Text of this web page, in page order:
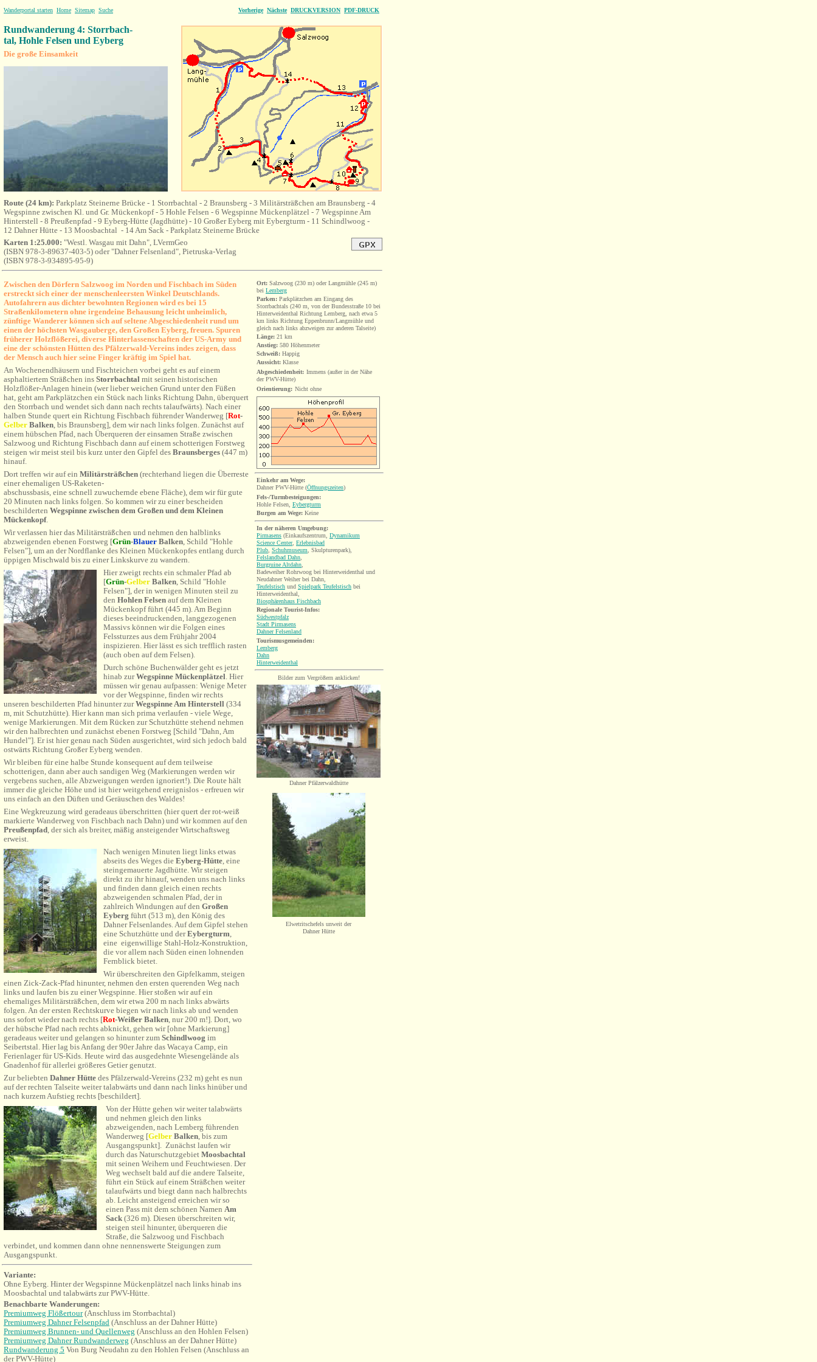
Wanderportal starten Home Sitemap Suche Vorherige Nächste DRUCKVERSION PDF-DRUCK
Rundwanderung 4: Storrbach-
tal, Hohle Felsen und Eyberg
Die große Einsamkeit
Route (24 km): Parkplatz Steinerne Brücke - 1 Storrbachtal - 2 Braunsberg - 3 Militärsträßchen am Braunsberg - 4
Wegspinne zwischen Kl. und Gr. Mückenkopf - 5 Hohle Felsen - 6 Wegspinne Mückenplätzel - 7 Wegspinne Am
Hinterstell - 8 Preußenpfad - 9 Eyberg-Hütte (Jagdhütte) - 10 Großer Eyberg mit Eybergturm - 11 Schindlwoog -
12 Dahner Hütte - 13 Moosbachtal - 14Am Sack - Parkplatz Steinerne Brücke
Karten 1:25.000: "Westl. Wasgau mit Dahn", LVermGeo
(ISBN 978-3-89637-403-5) oder "Dahner Felsenland", Pietruska-Verlag
(ISBN 978-3-934895-95-9)
Zwischen den Dörfern Salzwoog im Norden und Fischbach im Süden
erstreckt sich einer der menschenleersten Winkel Deutschlands.
Autofahrern aus dichter bewohnten Regionen wird es bei 15
Straßenkilometern ohne irgendeine Behausung leicht unheimlich,
zünftige Wanderer können sich auf seltene Abgeschiedenheit rund um
einen der höchsten Wasgauberge, den Großen Eyberg, freuen. Spuren
früherer Holzflößerei, diverse Hinterlassenschaften der US-Army und
eine der schönsten Hütten des Pfälzerwald-Vereins indes zeigen, dass
der Mensch auch hier seine Finger kräftig im Spiel hat.
An Wochenendhäusern und Fischteichen vorbei geht es auf einem
asphaltiertem Sträßchen ins Storrbachtal mit seinen historischen
Holzflößer-Anlagen hinein (wer lieber weichen Grund unter den Füßen
hat, geht am Parkplätzchen ein Stück nach links Richtung Dahn, überquert
den Storrbach und wendet sich dann nach rechts talaufwärts). Nach einer
halben Stunde quert ein Richtung Fischbach führender Wanderweg [Rot-
Gelber Balken, bis Braunsberg], dem wir nach links folgen. Zunächst auf
einem hübschen Pfad, nach Überqueren der einsamen Straße zwischen
Salzwoog und Richtung Fischbach dann auf einem schotterigen Forstweg
steigen wir meist steil bis kurz unter den Gipfel des Braunsberges (447 m)
hinauf.
Dort treffen wir auf ein Militärsträßchen (rechterhand liegen die Überreste
einer ehemaligen US-Raketen-
abschussbasis, eine schnell zuwuchernde ebene Fläche), dem wir für gute
20 Minuten nach links folgen. So kommen wir zu einer bescheiden
beschilderten Wegspinne zwischen dem Großen und dem Kleinen
Mückenkopf.
Wir verlassen hier das Militärsträßchen und nehmen den halblinks
abzweigenden ebenen Forstweg [Grün-Blauer Balken, Schild "Hohle
Felsen"], um an der Nordflanke des Kleinen Mückenkopfes entlang durch
üppigen Mischwald bis zu einer Linkskurve zu wandern.
Hier zweigt rechts ein schmaler Pfad ab
[Grün-Gelber Balken, Schild "Hohle
Felsen"], der in wenigen Minuten steil zu
den Hohlen Felsen auf dem Kleinen
Mückenkopf führt (445 m). Am Beginn
dieses beeindruckenden, langgezogenen
Massivs können wir die Folgen eines
Felssturzes aus dem Frühjahr 2004
inspizieren. Hier lässt es sich trefflich rasten
(auch oben auf dem Felsen).
Durch schöne Buchenwälder geht es jetzt
hinab zurWegspinne Mückenplätzel. Hier
müssen wir genau aufpassen: Wenige Meter
vor der Wegspinne, finden wir rechts
unseren beschilderten Pfad hinunter zurWegspinne Am Hinterstell (334
m, mit Schutzhütte). Hier kann man sich prima verlaufen - viele Wege,
wenige Markierungen. Mit dem Rücken zur Schutzhütte stehend nehmen
wir den halbrechten und zunächst ebenen Forstweg [Schild "Dahn, Am
Hundel"]. Er ist hier genau nach Süden ausgerichtet, wird sich jedoch bald
ostwärts Richtung Großer Eyberg wenden.
Wir bleiben für eine halbe Stunde konsequent auf dem teilweise
schotterigen, dann aber auch sandigen Weg (Markierungen werden wir
vergebens suchen, alle Abzweigungen werden ignoriert!). Die Route hält
immer die gleiche Höhe und ist hier weitgehend ereignislos - erfreuen wir
uns einfach an den Düften und Geräuschen des Waldes!
Eine Wegkreuzung wird geradeaus überschritten (hier quert der rot-weiß
markierte Wanderweg von Fischbach nach Dahn) und wir kommen auf den
Preußenpfad, der sich als breiter, mäßig ansteigender Wirtschaftsweg
erweist.
Nach wenigen Minuten liegt links etwas
abseits des Weges die Eyberg-Hütte, eine
steingemauerte Jagdhütte. Wir steigen
direkt zu ihr hinauf, wenden uns nach links
und finden dann gleich einen rechts
abzweigenden schmalen Pfad, der in
zahlreich Windungen auf den Großen
Eyberg führt (513 m), den König des
Dahner Felsenlandes. Auf dem Gipfel stehen
eine Schutzhütte und derEybergturm,
eine eigenwillige Stahl-Holz-Konstruktion,
die vor allem nach Süden einen lohnenden
Fernblick bietet.
Wir überschreiten den Gipfelkamm, steigen
einen Zick-Zack-Pfad hinunter, nehmen den ersten querenden Weg nach
links und laufen bis zu einer Wegspinne. Hier stoßen wir auf ein
ehemaliges Militärsträßchen, dem wir etwa 200 m nach links abwärts
folgen. An der ersten Rechtskurve biegen wir nach links ab und wenden
uns sofort wieder nach rechts [Rot-Weißer Balken, nur 200 m!]. Dort, wo
der hübsche Pfad nach rechts abknickt, gehen wir [ohne Markierung]
geradeaus weiter und gelangen so hinunter zum Schindlwoog im
Seibertstal. Hier lag bis Anfang der 90er Jahre das Wacaya Camp, ein
Ferienlager für US-Kids. Heute wird das ausgedehnte Wiesengelände als
Gnadenhof für allerlei größeres Getier genutzt.
Zur beliebten Dahner Hütte des Pfälzerwald-Vereins (232 m) geht es nun
auf der rechten Talseite weiter talabwärts und dann nach links hinüber und
nach kurzem Aufstieg rechts [beschildert].
Von der Hütte gehen wir weiter talabwärts
und nehmen gleich den links
abzweigenden, nach Lemberg führenden
Wanderweg [Gelber Balken, bis zum
Ausgangspunkt]. Zunächst laufen wir
durch das Naturschutzgebiet Moosbachtal
mit seinen Weihern und Feuchtwiesen. Der
Weg wechselt bald auf die andere Talseite,
führt ein Stück auf einem Sträßchen weiter
talaufwärts und biegt dann nach halbrechts
ab. Leicht ansteigend erreichen wir so
einen Pass mit dem schönen Namen Am
Sack (326 m). Diesen überschreiten wir,
steigen steil hinunter, überqueren die
Straße, die Salzwoog und Fischbach
verbindet, und kommen dann ohne nennenswerte Steigungen zum
Ausgangspunkt.
Variante:
Ohne Eyberg. Hinterder Wegspinne Mückenplätzel nach links hinab ins
Moosbachtal und talabwärts zur PWV-Hütte.
Benachbarte Wanderungen:
Premiumweg Flößertour(Anschluss im Storrbachtal)
Premiumweg Dahner Felsenpfad (Anschluss an der Dahner Hütte)
Premiumweg Brunnen- und Quellenweg (Anschluss an den Hohlen Felsen)
Premiumweg Dahner Rundwanderweg (Anschluss an der Dahner Hütte)
Rundwanderung 5 Von Burg Neudahn zu den Hohlen Felsen (Anschluss an
der PWV-Hütte)
Ort: Salzwoog (230 m) oder Langmühle (245 m)
bei Lemberg
Parken: Parkplätzchen am Eingang des
Storrbachtals (240 m, von der Bundesstraße 10 bei
Hinterweidenthal Richtung Lemberg, nach etwa 5
km links Richtung Eppenbrunn/Langmühle und
gleich nach links abzweigen zur anderen Talseite)
Länge: 21 km
Anstieg: 580 Höhenmeter
Schweiß: Happig
Aussicht: Klasse
Abgeschiedenheit: Immens (außer in der Nähe
der PWV-Hütte)
Orientierung: Nicht ohne
Einkehr am Wege:
Dahner PWV-Hütte (Öffnungszeiten)
Fels-/Turmbesteigungen:
Hohle Felsen, Eybergturm
Burgen am Wege: Keine
In der näheren Umgebung:
Pirmasens (Einkaufszentrum, Dynamikum
Science Center, Erlebnisbad
Plub Schuhmuseum , Skulpturenpark)
Felslandbad Dahn
Burgruine Altdahn
Badeweiher Rohrwoog bei Hinterweidenthal und
Neudahner Weiher bei Dahn,
Teufelstisch und Spielpark Teufelstisch bei
Hinterweidenthal,
Biosphärenhaus Fischbach
Regionale Tourist-Infos:
Südwestpfalz
Stadt Pirmasens
Dahner Felsenland
Tourismusgemeinden:
Lemberg
Dahn
Hinterweidenthal
Bilder zum Vergrößern anklicken!
Dahner Pfälzerwaldhütte
Elwetritschefels unweit der
Dahner Hütte